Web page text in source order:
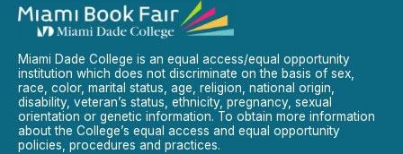
Miami Dade College is an equal access/equal opportunity
institution which does not discriminate on the basis of sex,
race, color, marital status, age, religion, national origin,
disability, veteran’s status, ethnicity, pregnancy, sexual
orientation or genetic information. To obtain more information
about the College’s equal access and equal opportunity
policies, procedures and practices.